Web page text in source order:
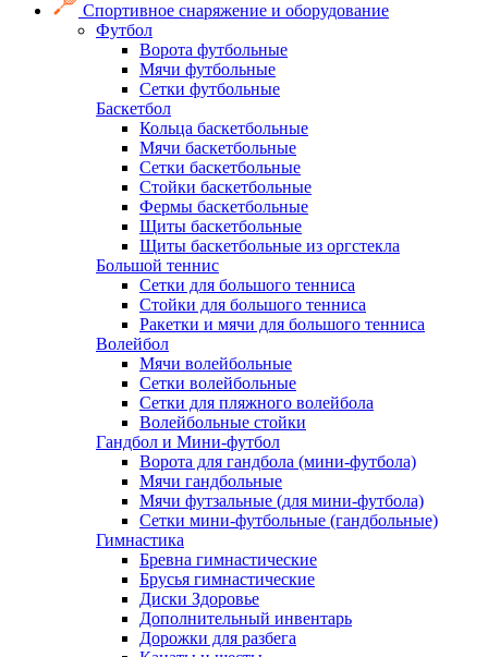
Спортивное снаряжение и оборудование
Футбол
Ворота футбольные
Мячи футбольные
Сетки футбольные
Баскетбол
Кольца баскетбольные
Мячи баскетбольные
Сетки баскетбольные
Стойки баскетбольные
Фермы баскетбольные
Щиты баскетбольные
Щиты баскетбольные из оргстекла
Большой теннис
Сетки для большого тенниса
Стойки для большого тенниса
Ракетки и мячи для большого тенниса
Волейбол
Мячи волейбольные
Сетки волейбольные
Сетки для пляжного волейбола
Волейбольные стойки
Гандбол и Мини-футбол
Ворота для гандбола (мини-футбола)
Мячи гандбольные
Мячи футзальные (для мини-футбола)
Сетки мини-футбольные (гандбольные)
Гимнастика
Бревна гимнастические
Брусья гимнастические
Диски Здоровье
Дополнительный инвентарь
Дорожки для разбега